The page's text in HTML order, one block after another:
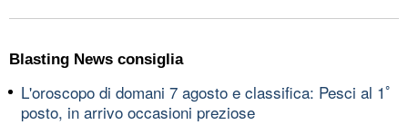
Blasting News consiglia
L'oroscopo di domani 7 agosto e classifica: Pesci al 1ﾟ
posto, in arrivo occasioni preziose